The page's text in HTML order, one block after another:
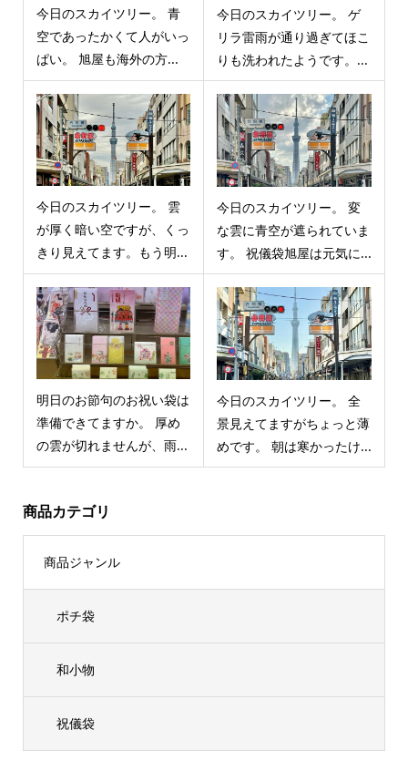
今日のスカイツリー。 青
空であったかくて人がいっ
ぱい。 旭屋も海外の方...
今日のスカイツリー。 ゲ
リラ雷雨が通り過ぎてほこ
りも洗われたようです。...
今日のスカイツリー。 雲
が厚く暗い空ですが、くっ
きり見えてます。もう明...
今日のスカイツリー。 変
な雲に青空が遮られていま
す。 祝儀袋旭屋は元気に...
明日のお節句のお祝い袋は
準備できてますか。 厚め
の雲が切れませんが、雨...
今日のスカイツリー。 全
景見えてますがちょっと薄
めです。 朝は寒かったけ...
商品カテゴリ
商品ジャンル
ポチ袋
和小物
祝儀袋